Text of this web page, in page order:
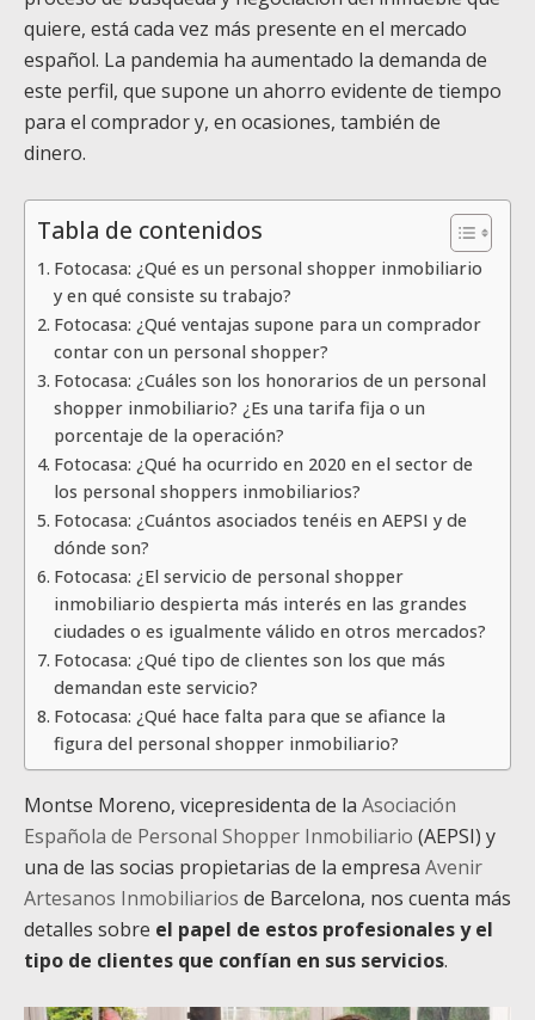
quiere, está cada vez más presente en el mercado
español. La pandemia ha aumentado la demanda de
este perfil, que supone un ahorro evidente de tiempo
para el comprador y, en ocasiones, también de
dinero.
Tabla de contenidos
Fotocasa: ¿Qué es un personal shopper inmobiliario
y en qué consiste su trabajo?
Fotocasa: ¿Qué ventajas supone para un comprador
contar con un personal shopper?
Fotocasa: ¿Cuáles son los honorarios de un personal
shopper inmobiliario? ¿Es una tarifa fija o un
porcentaje de la operación?
Fotocasa: ¿Qué ha ocurrido en 2020 en el sector de
los personal shoppers inmobiliarios?
Fotocasa: ¿Cuántos asociados tenéis en AEPSI y de
dónde son?
Fotocasa: ¿El servicio de personal shopper
inmobiliario despierta más interés en las grandes
ciudades o es igualmente válido en otros mercados?
Fotocasa: ¿Qué tipo de clientes son los que más
demandan este servicio?
Fotocasa: ¿Qué hace falta para que se afiance la
figura del personal shopper inmobiliario?
Montse Moreno, vicepresidenta de la Asociación
Española de Personal Shopper Inmobiliario (AEPSI) y
una de las socias propietarias de la empresa Avenir
Artesanos Inmobiliarios de Barcelona, nos cuenta más
detalles sobre el papel de estos profesionales y el
tipo de clientes que confían en sus servicios.